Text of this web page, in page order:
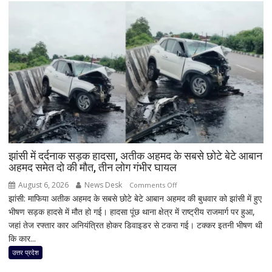
झांसी में दर्दनाक सड़क हादसा, अतीक अहमद के सबसे छोटे बेटे आबान
अहमद समेत दो की मौत, तीन लोग गंभीर घायल
August 6, 2026 News Desk Comments Offon
झांसी
में
दर्दनाक
झांसी: माफिया अतीक अहमद के सबसे छोटे बेटे आबान अहमद की बुधवार को झांसी में हुए
भीषण सड़क हादसे में मौत हो गई। हादसा पूंछ थाना क्षेत्र में राष्ट्रीय राजमार्ग पर हुआ,
जहां तेज रफ्तार कार अनियंत्रित होकर डिवाइडर से टकरा गई। टक्कर इतनी भीषण थी
कि कार...
उत्तर प्रदेश